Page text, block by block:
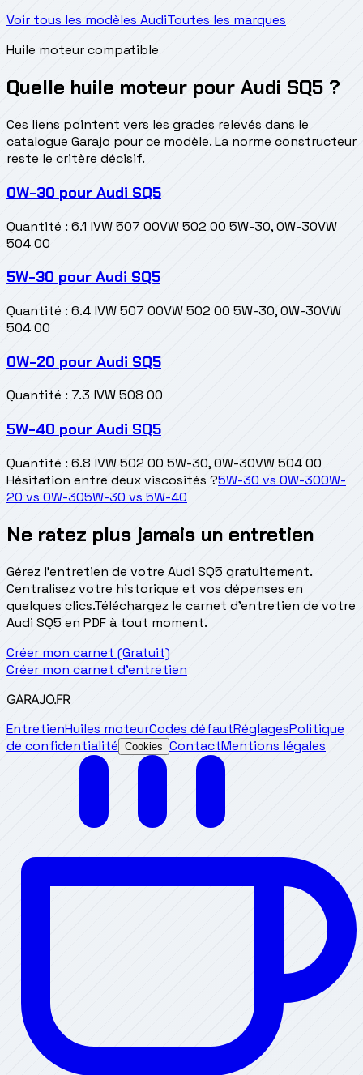
Voir tous les modèles AudiToutes les marques
Huile moteur compatible
Quelle huile moteur pour Audi SQ5 ?
Ces liens pointent vers les grades relevés dans le
catalogue Garajo pour ce modèle. La norme constructeur
reste le critère décisif.
0W-30 pour Audi SQ5
Quantité : 6.1 lVW 507 00VW 502 00 5W-30, 0W-30VW
504 00
5W-30 pour Audi SQ5
Quantité : 6.4 lVW 507 00VW 502 00 5W-30, 0W-30VW
504 00
0W-20 pour Audi SQ5
Quantité : 7.3 lVW 508 00
5W-40 pour Audi SQ5
Quantité : 6.8 lVW 502 00 5W-30, 0W-30VW 504 00
Hésitation entre deux viscosités ?5W-30 vs 0W-300W-
20 vs 0W-305W-30 vs 5W-40
Ne ratez plus jamais un entretien
Gérez l'entretien de votre Audi SQ5 gratuitement.
Centralisez votre historique et vos dépenses en
quelques clics.Téléchargez le carnet d'entretien de votre
Audi SQ5 en PDF à tout moment.
Créer mon carnet (Gratuit)
Créer mon carnet d'entretien
GARAJO.FR
EntretienHuiles moteurCodes défautRéglagesPolitique
de confidentialité Cookies ContactMentions légales